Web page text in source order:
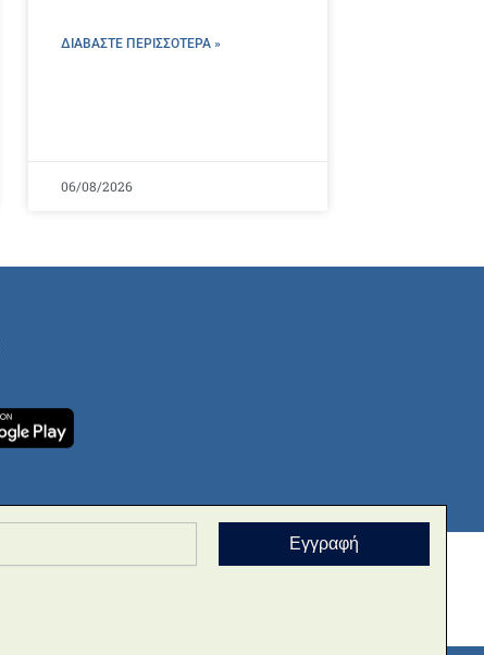
ΔΙΑΒΑΣΤΕ ΠΕΡΙΣΣΌΤΕΡΑ »
06/08/2026
Εγγραφή